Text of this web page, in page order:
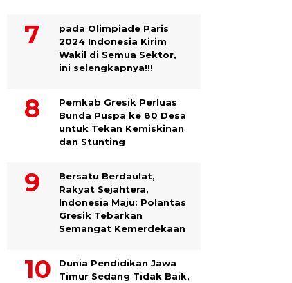
pada Olimpiade Paris
2024 Indonesia Kirim
Wakil di Semua Sektor,
ini selengkapnya!!!
Pemkab Gresik Perluas
Bunda Puspa ke 80 Desa
untuk Tekan Kemiskinan
dan Stunting
Bersatu Berdaulat,
Rakyat Sejahtera,
Indonesia Maju: Polantas
Gresik Tebarkan
Semangat Kemerdekaan
Dunia Pendidikan Jawa
Timur Sedang Tidak Baik,